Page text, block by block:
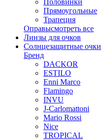
Прямоугольные
Трапеция
Оправысмотреть все
Линзы для очков
Солнцезащитные очки
Бренд
DACKOR
ESTILO
Enni Marco
Flamingo
INVU
J-Carlomattoni
Mario Rossi
Nice
TROPICAL